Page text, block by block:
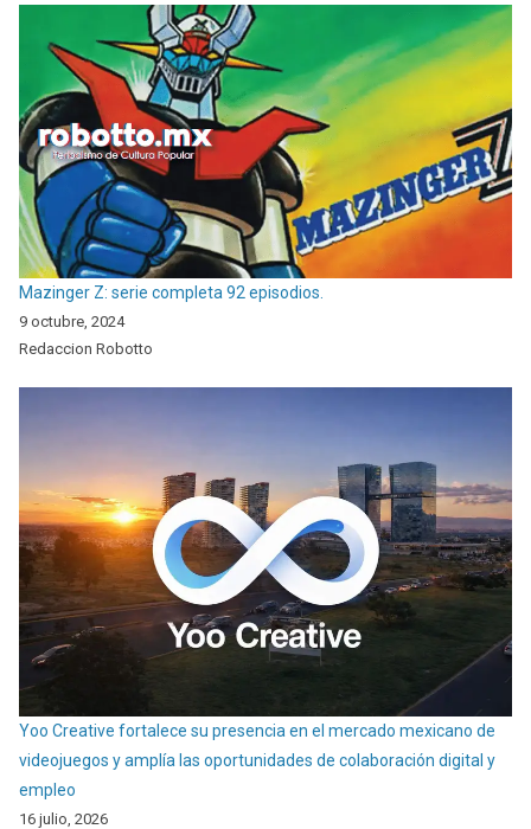
Mazinger Z: serie completa 92 episodios.
9 octubre, 2024
Redaccion Robotto
Yoo Creative fortalece su presencia en el mercado mexicano de
videojuegos y amplía las oportunidades de colaboración digital y
empleo
16 julio, 2026